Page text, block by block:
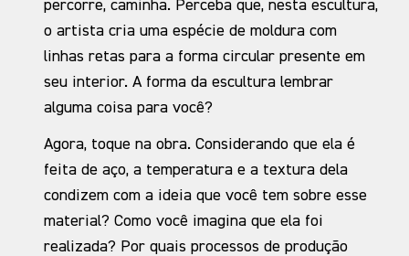
percorre, caminha. Perceba que, nesta escultura,
o artista cria uma espécie de moldura com
linhas retas para a forma circular presente em
seu interior. A forma da escultura lembrar
alguma coisa para você?
Agora, toque na obra. Considerando que ela é
feita de aço, a temperatura e a textura dela
condizem com a ideia que você tem sobre esse
material? Como você imagina que ela foi
realizada? Por quais processos de produção